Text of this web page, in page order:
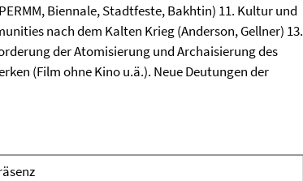
Biennale, Stadtfeste, Bakhtin) 11. Kultur und
nach dem Kalten Krieg (Anderson, Gellner) 13.
der Atomisierung und Archaisierung des
(Film ohne Kino u.ä.). Neue Deutungen der